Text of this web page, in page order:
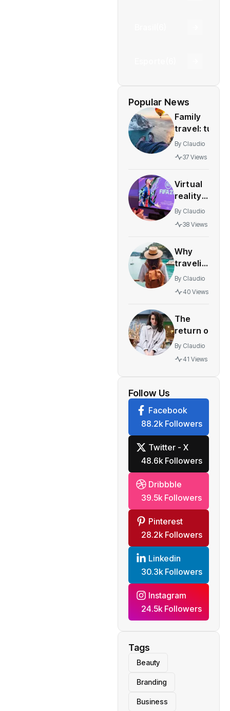
Popular News
Family
travel: tun
and safe
destinations
free
adventures
By Claudio
37 Views
Virtual
reality
gaming
expands
innovative
multiplayer
features
By Claudio
38 Views
Why
traveling
yourself
best gift
watch
By Claudio
40 Views
The
return of
vintage
retro
festival
By Claudio
41 Views
Follow Us
Facebook
88.2k Followers
Twitter - X
48.6k Followers
Dribbble
39.5k Followers
Pinterest
28.2k Followers
Linkedin
30.3k Followers
Instagram
24.5k Followers
Tags
Beauty
Branding
Business